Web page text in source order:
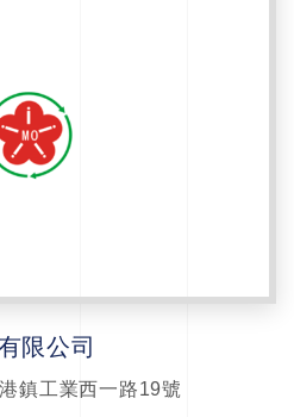
限公司
鎮工業西一路19號